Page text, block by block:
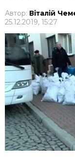
Автор: Віталій
25.12.2019, 15:27